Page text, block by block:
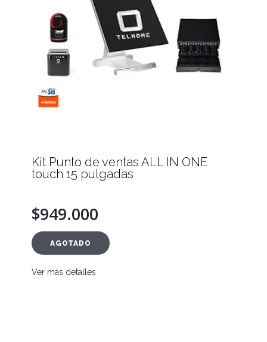
Kit Punto de ventas ALL IN ONE
touch 15 pulgadas
$949.000
AGOTADO
Ver más detalles